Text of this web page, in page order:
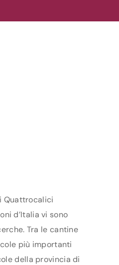
Quattrocalici
d’Italia vi sono
Tra le cantine
più importanti
della provincia di